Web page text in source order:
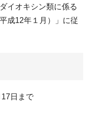
イオキシン類に係る
成12年１月）」に従
日まで